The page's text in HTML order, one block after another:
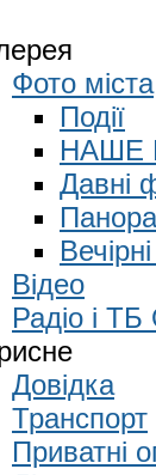
Фото міста
Події
НАШЕ
Давні
Відео
Радіо і
Довідка
Транспорт
Приватні